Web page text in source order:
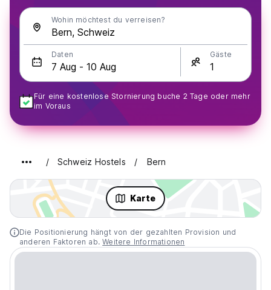
Wohin möchtest du verreisen?
Daten Gäste
Für eine kostenlose Stornierung buche 2 Tage oder mehr
im Voraus
Schweiz Hostels Bern
Karte
Die Positionierung hängt von der gezahlten Provision und
anderen Faktoren ab.Weitere Informationen